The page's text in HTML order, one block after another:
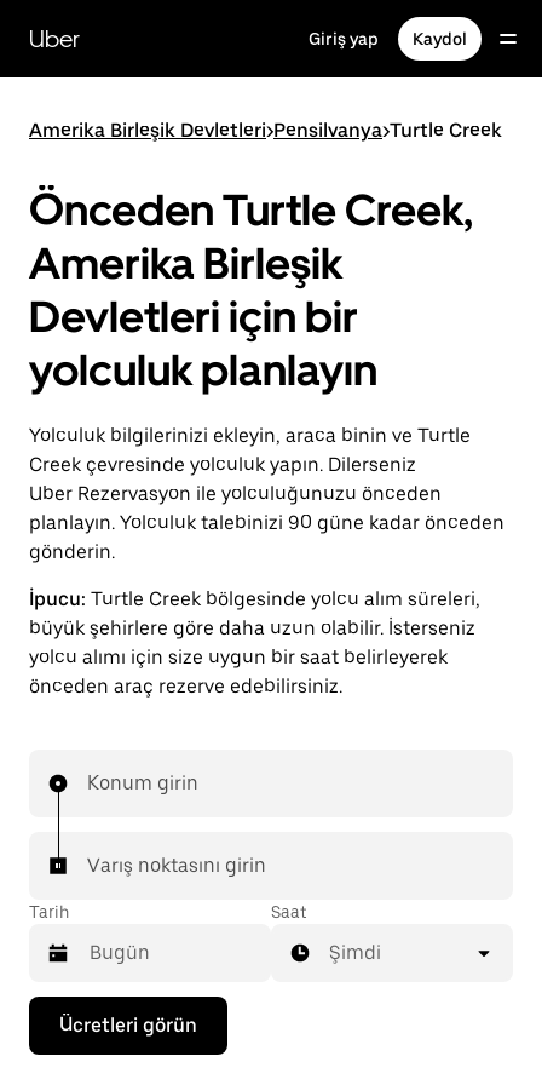
içeriğe
gidinUber Giriş yap Kaydol
Amerika Birleşik Devletleri>Pensilvanya>Turtle Creek
Önceden Turtle Creek,
Amerika Birleşik
Devletleri için bir
yolculuk planlayın
Yolculuk bilgilerinizi ekleyin, araca binin ve Turtle
Creek çevresinde yolculuk yapın. Dilerseniz
Uber Rezervasyon ile yolculuğunuzu önceden
planlayın. Yolculuk talebinizi 90 güne kadar önceden
gönderin.
İpucu: Turtle Creek bölgesinde yolcu alım süreleri,
büyük şehirlere göre daha uzun olabilir. İsterseniz
yolcu alımı için size uygun bir saat belirleyerek
önceden araç rezerve edebilirsiniz.
Konum girin
Varış noktasını girin
Tarih
Takvimle
etkileşime
geçmek
Saat
Şimdi
Ücretleri görün